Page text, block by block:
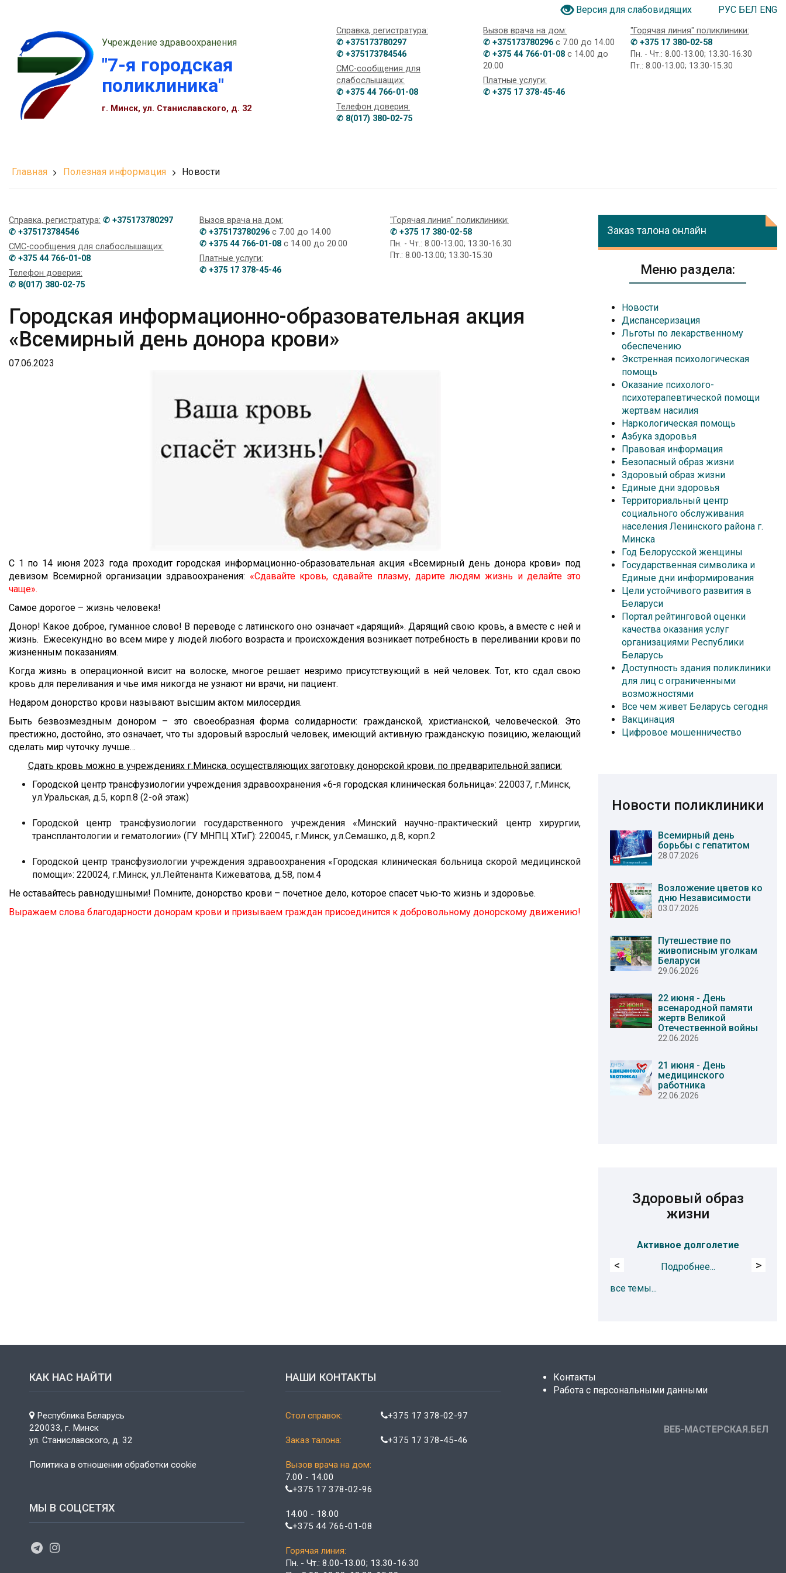
Версия для слабовидящих РУС БЕЛ ENG
Учреждение здравоохранения
"7-я городская
поликлиника"
г. Минск, ул. Станиславского, д. 32
Справка, регистратура:
✆ +375173780297
✆ +375173784546
СМС-сообщения для
слабослышащих:
✆ +375 44 766-01-08
Телефон доверия:
✆ 8(017) 380-02-75
Вызов врача на дом:
✆ +375173780296 с 7.00 до 14.00
✆ +375 44 766-01-08 с 14.00 до
20.00
Платные услуги:
✆ +375 17 378-45-46
"Горячая линия" поликлиники:
✆ +375 17 380-02-58
Пн. - Чт.: 8.00-13.00; 13.30-16.30
Пт.: 8.00-13.00; 13.30-15.30
Главная Полезная информация Новости
Справка, регистратура: ✆ +375173780297
✆ +375173784546
СМС-сообщения для слабослышащих:
✆ +375 44 766-01-08
Телефон доверия:
✆ 8(017) 380-02-75
Вызов врача на дом:
✆ +375173780296с 7.00 до 14.00
✆ +375 44 766-01-08с 14.00 до 20.00
Платные услуги:
✆ +375 17 378-45-46
"Горячая линия" поликлиники:
✆ +375 17 380-02-58
Пн. - Чт.: 8.00-13.00; 13.30-16.30
Пт.: 8.00-13.00; 13.30-15.30
Городская информационно-образовательная акция
«Всемирный день донора крови»
07.06.2023
С 1 по 14 июня 2023 года проходит городская информационно-образовательная акция «Всемирный день донора крови» под
девизом Всемирной организации здравоохранения: «Сдавайте кровь, сдавайте плазму, дарите людям жизнь и делайте это
чаще».
Самое дорогое – жизнь человека!
Донор! Какое доброе, гуманное слово! В переводе с латинского оно означает «дарящий». Дарящий свою кровь, а вместе с ней и
жизнь. Ежесекундно во всем мире у людей любого возраста и происхождения возникает потребность в переливании крови по
жизненным показаниям.
Когда жизнь в операционной висит на волоске, многое решает незримо присутствующий в ней человек. Тот, кто сдал свою
кровь для переливания и чье имя никогда не узнают ни врачи, ни пациент.
Недаром донорство крови называют высшим актом милосердия.
Быть безвозмездным донором – это своеобразная форма солидарности: гражданской, христианской, человеческой. Это
престижно, достойно, это означает, что ты здоровый взрослый человек, имеющий активную гражданскую позицию, желающий
сделать мир чуточку лучше…
Сдать кровь можно в учреждениях г.Минска, осуществляющих заготовку донорской крови, по предварительной записи:
Городской центр трансфузиологии учреждения здравоохранения «6-я городская клиническая больница»: 220037, г.Минск,
ул.Уральская, д.5, корп.8 (2-ой этаж)
Городской центр трансфузиологии государственного учреждения «Минский научно-практический центр хирургии,
трансплантологии и гематологии» (ГУ МНПЦ ХТиГ): 220045, г.Минск, ул.Семашко, д.8, корп.2
Городской центр трансфузиологии учреждения здравоохранения «Городская клиническая больница скорой медицинской
помощи»: 220024, г.Минск, ул.Лейтенанта Кижеватова, д.58, пом.4
Не оставайтесь равнодушными! Помните, донорство крови – почетное дело, которое спасет чью-то жизнь и здоровье.
Выражаем слова благодарности донорам крови и призываем граждан присоединится к добровольному донорскому движению!
Заказ талона онлайн
Меню раздела:
Новости
Диспансеризация
Льготы по лекарственному
обеспечению
Экстренная психологическая
помощь
Оказание психолого-
психотерапевтической помощи
жертвам насилия
Наркологическая помощь
Азбука здоровья
Правовая информация
Безопасный образ жизни
Здоровый образ жизни
Единые дни здоровья
Территориальный центр
социального обслуживания
населения Ленинского района г.
Минска
Год Белорусской женщины
Государственная символика и
Единые дни информирования
Цели устойчивого развития в
Беларуси
Портал рейтинговой оценки
качества оказания услуг
организациями Республики
Беларусь
Доступность здания поликлиники
для лиц с ограниченными
возможностями
Все чем живет Беларусь сегодня
Вакцинация
Цифровое мошенничество
Новости поликлиники
Всемирный день
борьбы с гепатитом
28.07.2026
Возложение цветов ко
дню Независимости
03.07.2026
Путешествие по
живописным уголкам
Беларуси
29.06.2026
22 июня - День
всенародной памяти
жертв Великой
Отечественной войны
22.06.2026
21 июня - День
медицинского
работника
22.06.2026
Здоровый образ
жизни
Активное долголетие
Подробнее...
< >
все темы...
КАК НАС НАЙТИ
Республика Беларусь
220033, г. Минск
ул. Станиславского, д. 32
Политика в отношении обработки cookie
МЫ В СОЦСЕТЯХ
НАШИ КОНТАКТЫ
Стол справок: +375 17 378-02-97
Заказ талона: +375 17 378-45-46
Вызов врача на дом:
7.00 - 14.00
+375 17 378-02-96
14.00 - 18.00
+375 44 766-01-08
Горячая линия:
Пн. - Чт.: 8.00-13.00; 13.30-16.30
Контакты
Работа с персональными данными
ВЕБ-МАСТЕРСКАЯ.БЕЛ